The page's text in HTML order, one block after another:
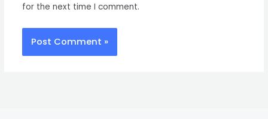
for the next time I comment.